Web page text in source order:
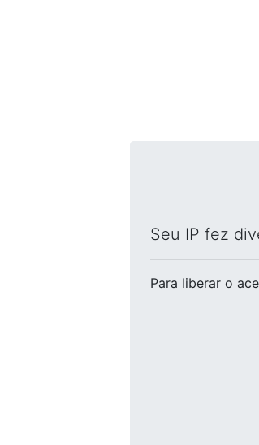
Seu IP fez
Para liberar o